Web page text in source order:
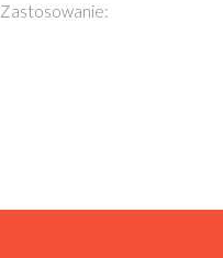
Zastosowanie: